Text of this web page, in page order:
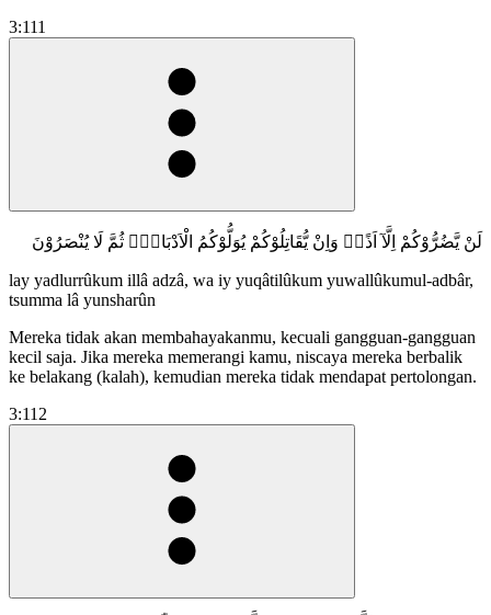
3:111
لَنْ يَّضُرُّوْكُمْ اِلَّآ اَذًىۗ وَاِنْ يُّقَاتِلُوْكُمْ يُوَلُّوْكُمُ الْاَدْبَارَۗ ثُمَّ لَا يُنْصَرُوْنَ
lay yadlurrûkum illâ adzâ, wa iy yuqâtilûkum yuwallûkumul-adbâr,
tsumma lâ yunsharûn
Mereka tidak akan membahayakanmu, kecuali gangguan-gangguan
kecil saja. Jika mereka memerangi kamu, niscaya mereka berbalik
ke belakang (kalah), kemudian mereka tidak mendapat pertolongan.
3:112